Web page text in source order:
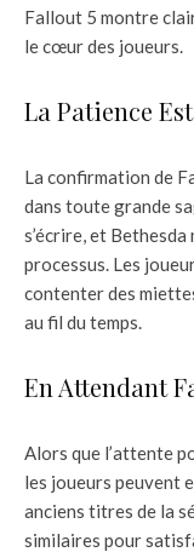
Fallout 5 montre
le cœur des joueurs.
La Patience
La confirmation de
dans toute grande
s’écrire, et
processus. Les
contenter des
au fil du temps.
En Attendant
Alors que l’attente
les joueurs peuvent
anciens titres de la
similaires pour